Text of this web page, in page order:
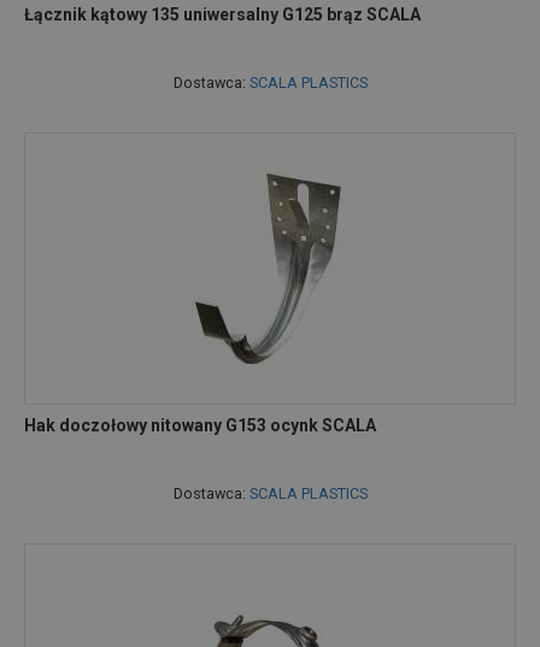
Łącznik kątowy 135 uniwersalny G125 brąz SCALA
Dostawca: SCALA PLASTICS
Hak doczołowy nitowany G153 ocynk SCALA
Dostawca: SCALA PLASTICS